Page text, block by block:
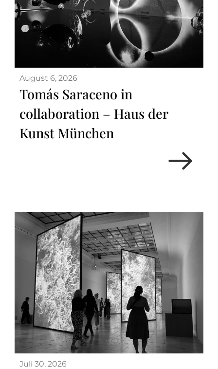
August 6, 2026
Tomás Saraceno in
collaboration – Haus der
Kunst München
Juli 30, 2026